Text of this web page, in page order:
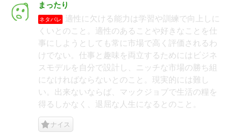
まったり
ネタバレ
適性に欠ける能力は学習や訓練で向上しに
くいとのこと。適性のあることや好きなことを仕
事にしようとしても常に市場で高く評価されるわ
けでない。仕事と趣味を両立するためにはビジネ
スモデルを自分で設計し、ニッチな市場の勝ち組
になければならないとのこと。現実的には難し
い。出来ないならば、マックジョブで生活の糧を
得るしかなく、退屈な人生になるとのこと。
ナイス